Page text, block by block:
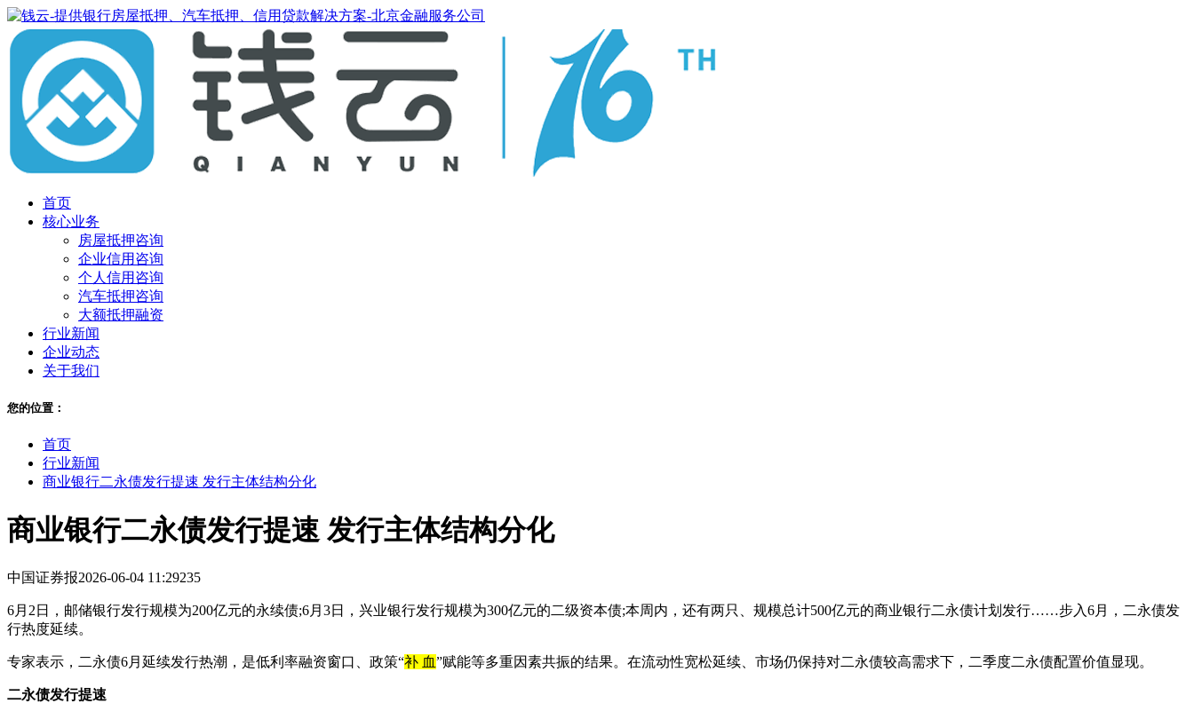
首页
核心业务
房屋抵押咨询
企业信用咨询
个人信用咨询
汽车抵押咨询
大额抵押融资
行业新闻
企业动态
关于我们
您的位置：
首页
行业新闻
商业银行二永债发行提速 发行主体结构分化
商业银行二永债发行提速 发行主体结构分化
中国证券报2026-06-04 11:29235
6月2日，邮储银行发行规模为200亿元的永续债;6月3日，兴业银行发行规模为300亿元的二级资本债;本周内，还有两只、规模总计500亿元的商业银行二永债计划发行……步入6月，二永债发
行热度延续。
专家表示，二永债6月延续发行热潮，是低利率融资窗口、政策“补 血”赋能等多重因素共振的结果。在流动性宽松延续、市场仍保持对二永债较高需求下，二季度二永债配置价值显现。
二永债发行提速